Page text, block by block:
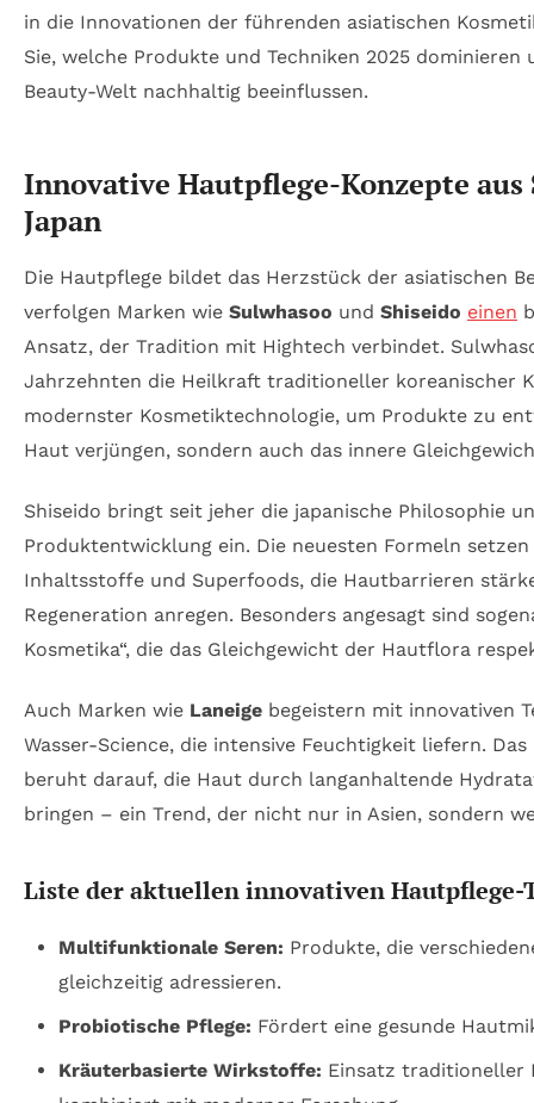
in die Innovationen der führenden asiatischen
Sie, welche Produkte und Techniken 2025 dominieren
Beauty-Welt nachhaltig beeinflussen.
Innovative Hautpflege-Konzepte aus
Japan
Die Hautpflege bildet das Herzstück der asiatischen
verfolgen Marken wie Sulwhasoo und Shiseido einen
Ansatz, der Tradition mit Hightech verbindet.
Jahrzehnten die Heilkraft traditioneller koreanischer
modernster Kosmetiktechnologie, um Produkte zu
Haut verjüngen, sondern auch das innere
Shiseido bringt seit jeher die japanische Philosophie
Produktentwicklung ein. Die neuesten Formeln
Inhaltsstoffe und Superfoods, die Hautbarrieren
Regeneration anregen. Besonders angesagt sind
Kosmetika“, die das Gleichgewicht der Hautflora
Auch Marken wie Laneige begeistern mit innovativen
Wasser-Science, die intensive Feuchtigkeit liefern.
beruht darauf, die Haut durch langanhaltende
bringen – ein Trend, der nicht nur in Asien, sondern
Liste der aktuellen innovativen Hautpflege-
Multifunktionale Seren: Produkte, die
gleichzeitig adressieren.
Probiotische Pflege: Fördert eine gesunde
Kräuterbasierte Wirkstoffe: Einsatz traditioneller